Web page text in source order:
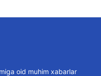
oid muhim xabarlar